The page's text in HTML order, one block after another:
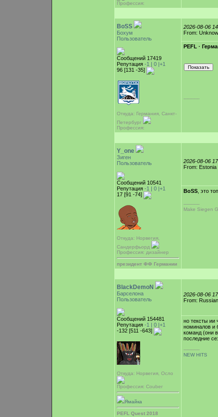
Профессия:
BoSS
Бохум
Пользователь
Сообщений 17419
Репутация -1 | 0 |+1
96 [131 -35]
Откуда: Германия, Санкт-
Петербург
Профессия:
2026-08-06
From:
PEFL ·
-----------
Y_one
Зиген
Пользователь
Сообщений 10541
Репутация -1 | 0 |+1
17 [91 -74]
Откуда: Норвегия,
Сандерфьорд
Профессия: дизайнер
президент ФФ Германии
2026-08-06
From: Estonia
BoSS , это
-----------
Make Siegen
BlackDemoN
Барселона
Пользователь
Сообщений 154481
Репутация -1 | 0 |+1
-132 [511 -643]
Откуда: Норвегия, Осло
Профессия: Couber
Ямайка
PEFL Quest 2018
2026-08-06
From:
но тексты
номиналов и
команд (они
последние
-----------
NEW HITS